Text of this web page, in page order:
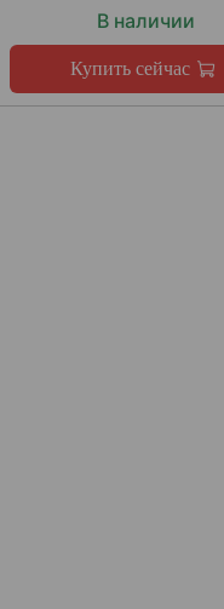
В наличии
Купить сейчас